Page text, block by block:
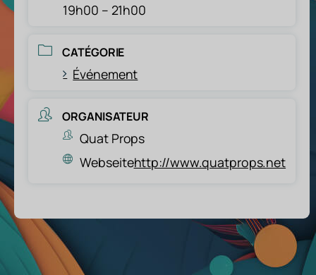
19h00 – 21h00
CATÉGORIE
Événement
ORGANISATEUR
Quat Props
Webseitehttp://www.quatprops.net